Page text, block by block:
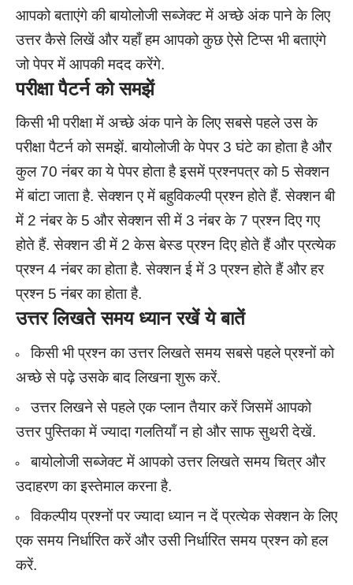
आपको बताएंगे की बायोलोजी सब्जेक्ट में अच्छे अंक पाने के लिए
उत्तर कैसे लिखें और यहाँ हम आपको कुछ ऐसे टिप्स भी बताएंगे
जो पेपर में आपकी मदद करेंगे.
परीक्षा पैटर्न को समझें
किसी भी परीक्षा में अच्छे अंक पाने के लिए सबसे पहले उस के
परीक्षा पैटर्न को समझें. बायोलोजी के पेपर 3 घंटे का होता है और
कुल 70 नंबर का ये पेपर होता है इसमें प्रश्नपत्र को 5 सेक्शन
में बांटा जाता है. सेक्शन ए में बहुविकल्पी प्रश्न होते हैं. सेक्शन बी
में 2 नंबर के 5 और सेक्शन सी में 3 नंबर के 7 प्रश्न दिए गए
होते हैं. सेक्शन डी में 2 केस बेस्ड प्रश्न दिए होते हैं और प्रत्येक
प्रश्न 4 नंबर का होता है. सेक्शन ई में 3 प्रश्न होते हैं और हर
प्रश्न 5 नंबर का होता है.
उत्तर लिखते समय ध्यान रखें ये बातें
किसी भी प्रश्न का उत्तर लिखते समय सबसे पहले प्रश्नों को
अच्छे से पढ़े उसके बाद लिखना शुरू करें.
उत्तर लिखने से पहले एक प्लान तैयार करें जिसमें आपको
उत्तर पुस्तिका में ज्यादा गलतियाँ न हो और साफ सुथरी देखें.
बायोलोजी सब्जेक्ट में आपको उत्तर लिखते समय चित्र और
उदाहरण का इस्तेमाल करना है.
विकल्पीय प्रश्नों पर ज्यादा ध्यान न दें प्रत्येक सेक्शन के लिए
एक समय निर्धारित करें और उसी निर्धारित समय प्रश्न को हल
करें.